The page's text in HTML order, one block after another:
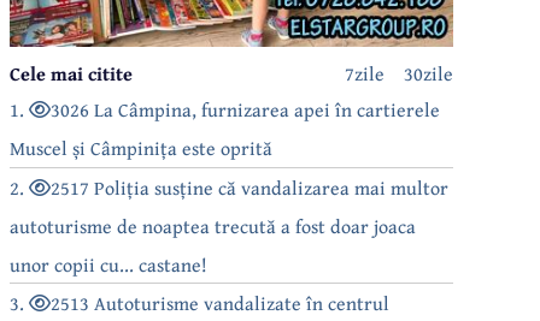
30zile
7zile
Cele mai citite
1.
3026 La Câmpina, furnizarea apei în cartierele
Muscel și Câmpinița este oprită
2.
2517 Poliția susține că vandalizarea mai multor
autoturisme de noaptea trecută a fost doar joaca
unor copii cu... castane!
3.
2513 Autoturisme vandalizate în centrul